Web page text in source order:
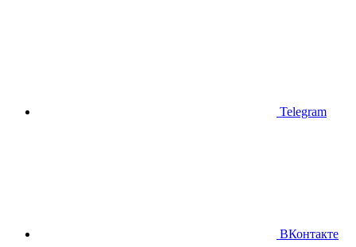
Telegram
ВКонтакте